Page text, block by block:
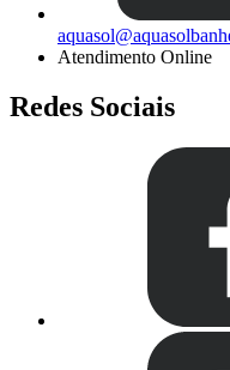
Atendimento Online
Redes Sociais